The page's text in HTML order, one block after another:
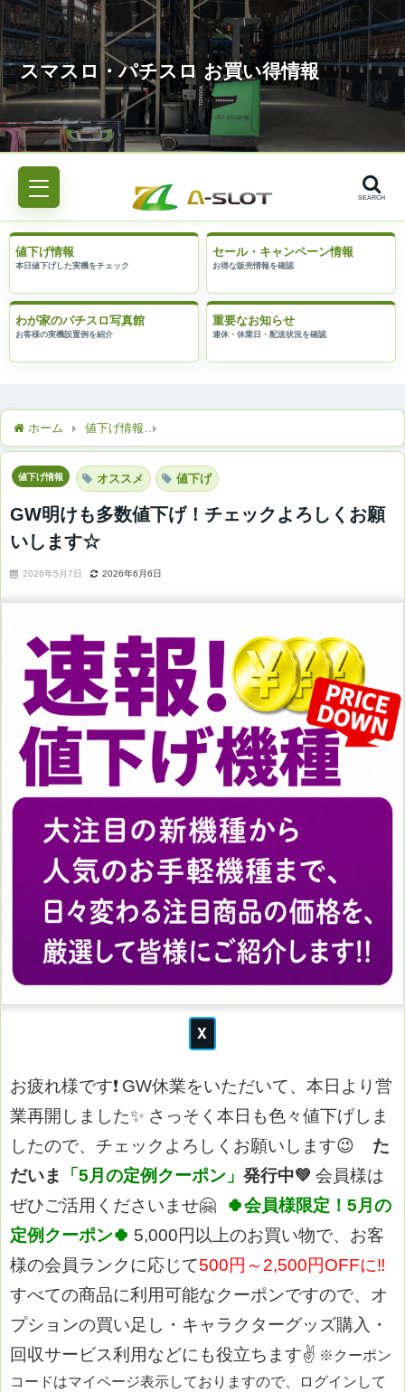
SEARCH
値下げ情報 セール・キャンペーン情報
わが家のパチスロ写真館 重要なお知らせ
ホーム 値下げ情報
値下げ情報 オススメ 値下げ
GW明けも多数値下げ！チェックよろしくお願
いします☆
2026年5月7日 2026年6月6日
お疲れ様です❗ GW休業をいただいて、本日より営
業再開しました✨ さっそく本日も色々値下げしま
したので、チェックよろしくお願いします😉
た
だいま
「5月の定例クーポン」 発行中💚 会員様は
ぜひご活用くださいませ🤗
🍀会員様限定！5月の
定例クーポン🍀 5,000円以上のお買い物で、お客
様の会員ランクに応じて500円～2,500円OFFに‼
すべての商品に利用可能なクーポンですので、オ
プションの買い足し・キャラクターグッズ購入・
回収サービス利用などにも役立ちます✌ ※クーポン
コードはマイページ表示しておりますので、ログインして